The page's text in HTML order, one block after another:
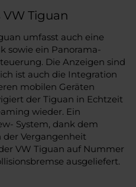
Tiguan
umfasst auch eine
sowie ein Panorama-
Die Anzeigen sind
ist auch die Integration
mobilen Geräten
der Tiguan in Echtzeit
wieder. Ein
System, dank dem
der Vergangenheit
VW Tiguan auf Nummer
ausgeliefert.